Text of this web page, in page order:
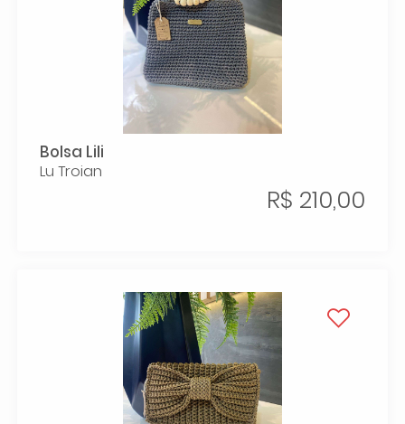
Bolsa Lili
Lu Troian
R$ 210,00